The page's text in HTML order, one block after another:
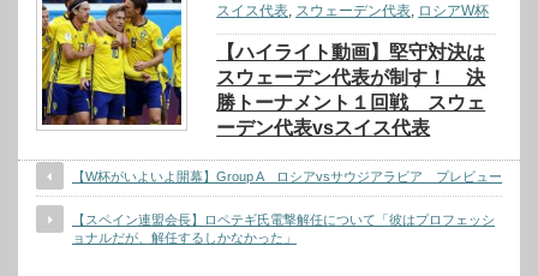
スイス代表, スウェーデン代表, ロシアW杯
【ハイライト動画】堅守対決は
スウェーデン代表が制す！ 決
勝トーナメント１回戦 スウェ
ーデン代表vsスイス代表
【W杯がいよいよ開幕】Group A ロシアvsサウジアラビア プレビュー
【スペイン連盟会長】ロペテギ氏電撃解任について「彼はプロフェッシ
ョナルだが、解任するしかなかった」